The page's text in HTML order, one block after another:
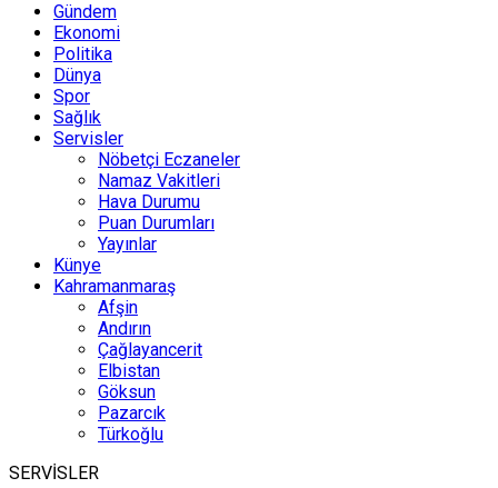
Gündem
Ekonomi
Politika
Dünya
Spor
Sağlık
Servisler
Nöbetçi Eczaneler
Namaz Vakitleri
Hava Durumu
Puan Durumları
Yayınlar
Künye
Kahramanmaraş
Afşin
Andırın
Çağlayancerit
Elbistan
Göksun
Pazarcık
Türkoğlu
SERVİSLER